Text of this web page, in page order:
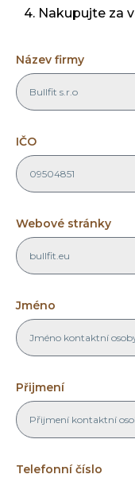
4. Nakupujte za
Název firmy
IČO
Webové stránky
Jméno
Přijmení
Telefonní číslo